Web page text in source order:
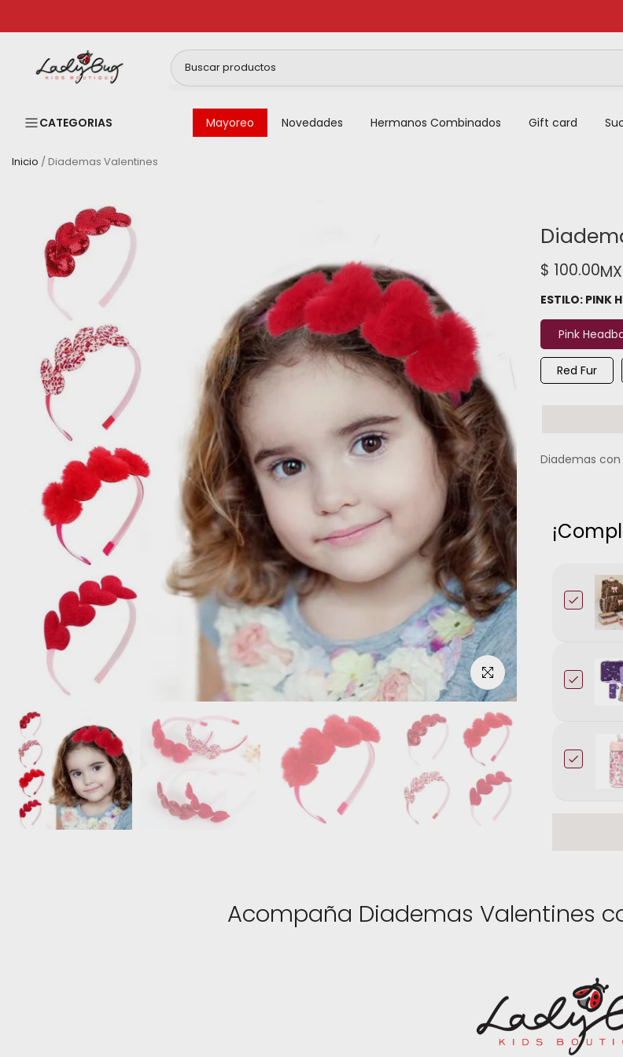
al
CATEGORIAS Mayoreo Novedades Hermanos Combinados Gift card
Inicio / Diademas Valentines
Haz clic para ampliar
$ 100.00
ESTILO: PINK
Pink
Red Fur
Diademas
Acompaña Diademas Valentines